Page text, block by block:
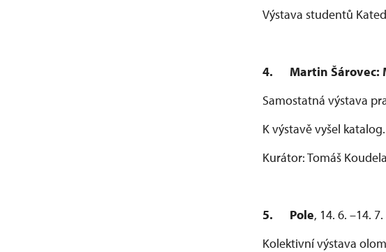
Výstava studentů
4. Martin Šárovec:
Samostatná výstava
K výstavě vyšel katalog.
Kurátor: Tomáš Koudela
5. Pole, 14. 6. –14.
Kolektivní výstava